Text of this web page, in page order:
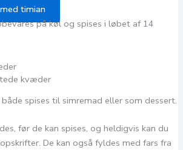
timian
på køl og spises i løbet af 14
spises til simremad eller som dessert.
før de kan spises, og heldigvis kan du
De kan også fyldes med fars fra